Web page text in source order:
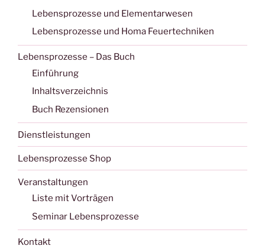
Lebensprozesse und Elementarwesen
Lebensprozesse und Homa Feuertechniken
Lebensprozesse – Das Buch
Einführung
Inhaltsverzeichnis
Buch Rezensionen
Dienstleistungen
Lebensprozesse Shop
Veranstaltungen
Liste mit Vorträgen
Seminar Lebensprozesse
Kontakt